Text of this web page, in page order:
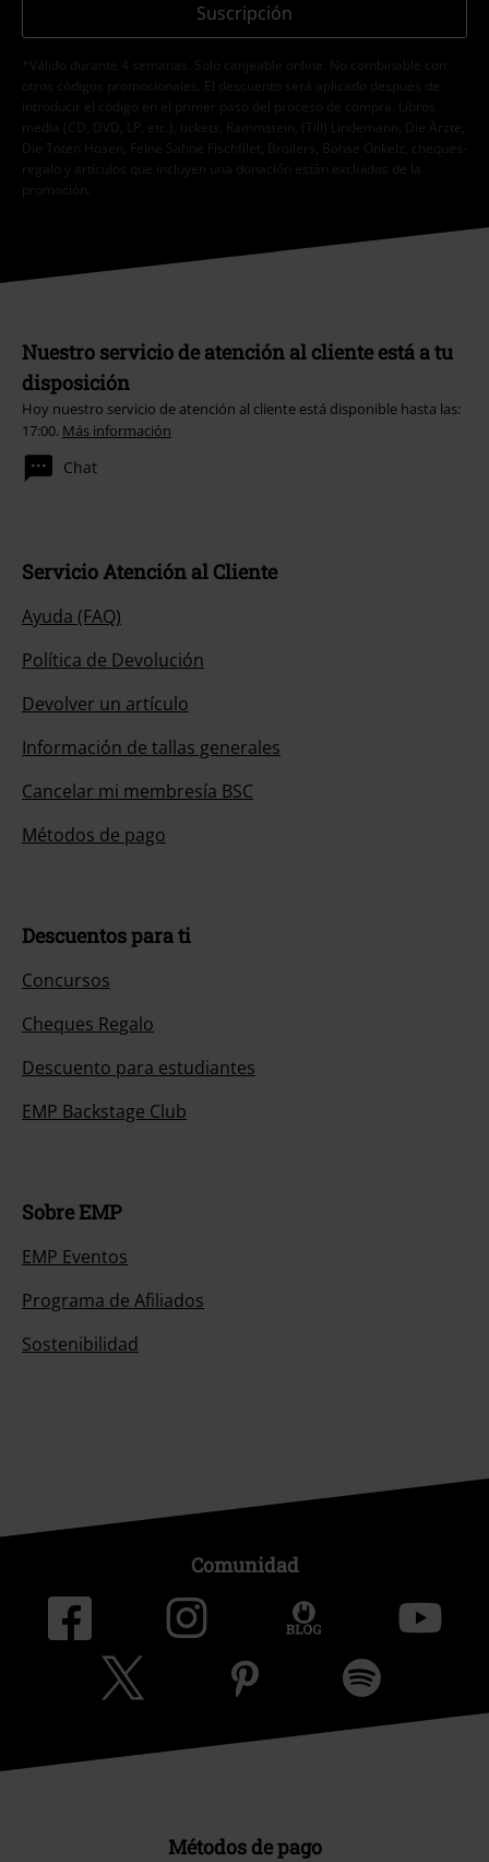
Suscripción
*Válido durante 4 semanas. Solo canjeable online. No combinable con
otros códigos promocionales. El descuento será aplicado después de
introducir el código en el primer paso del proceso de compra. Libros,
media (CD, DVD, LP, etc.), tickets, Rammstein, (Till) Lindemann, Die Ärzte,
Die Toten Hosen, Feine Sahne Fischfilet, Broilers, Böhse Onkelz, cheques-
regalo y artículos que incluyen una donación están excluidos de la
promoción.
Nuestro servicio de atención al cliente está a tu
disposición
Hoy nuestro servicio de atención al cliente está disponible hasta las:
17:00. Más información
Chat
Servicio Atención al Cliente
Ayuda (FAQ)
Política de Devolución
Devolver un artículo
Información de tallas generales
Cancelar mi membresía BSC
Métodos de pago
Descuentos para ti
Concursos
Cheques Regalo
Descuento para estudiantes
EMP Backstage Club
Sobre EMP
EMP Eventos
Programa de Afiliados
Sostenibilidad
Comunidad
Métodos de pago